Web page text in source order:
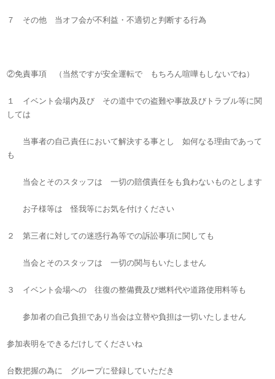
７ その他 当オフ会が不利益・不適切と判断する行為
②免責事項 （当然ですが安全運転で もちろん喧嘩もしないでね）
１ イベント会場内及び その道中での盗難や事故及びトラブル等に関
しては
当事者の自己責任において解決する事とし 如何なる理由であって
も
当会とそのスタッフは 一切の賠償責任をも負わないものとします
お子様等は 怪我等にお気を付けください
２ 第三者に対しての迷惑行為等での訴訟事項に関しても
当会とそのスタッフは 一切の関与もいたしません
３ イベント会場への 往復の整備費及び燃料代や道路使用料等も
参加者の自己負担であり当会は立替や負担は一切いたしません
参加表明をできるだけしてくださいね
台数把握の為に グループに登録していただき